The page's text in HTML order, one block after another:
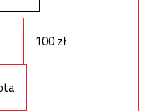
100 zł